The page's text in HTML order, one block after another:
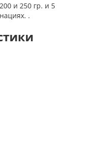
и 250 гр. и 5
.